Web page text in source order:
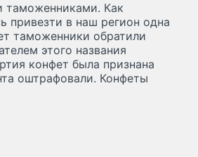
таможенниками. Как
привезти в наш регион одна
таможенники обратили
этого названия
конфет была признана
оштрафовали. Конфеты